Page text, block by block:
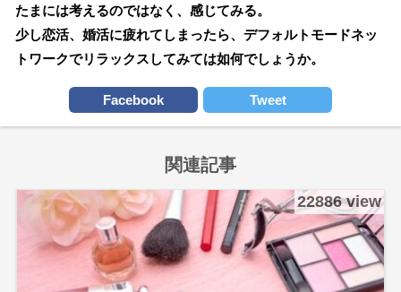
たまには考えるのではなく、感じてみる。
少し恋活、婚活に疲れてしまったら、デフォルトモードネッ
トワークでリラックスしてみては如何でしょうか。
Facebook Tweet
関連記事
22886 view